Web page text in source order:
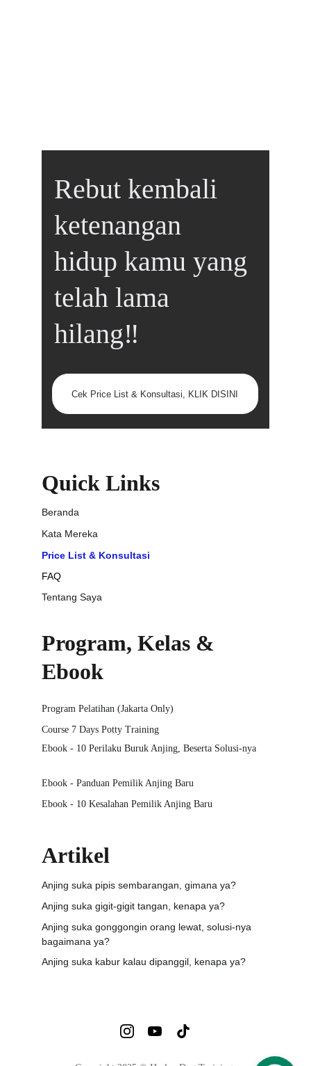
Quick Links
Artikel
Program, Kelas &
Ebook
Beranda
Kata Mereka
Price List & Konsultasi
Tentang Saya
Course 7 Days Potty Training
Ebook - 10 Kesalahan Pemilik Anjing Baru
Ebook - 10 Perilaku Buruk Anjing, Beserta Solusi-nya
Ebook - Panduan Pemilik Anjing Baru
Anjing suka pipis sembarangan, gimana ya?
Anjing suka gigit-gigit tangan, kenapa ya?
Anjing suka kabur kalau dipanggil, kenapa ya?
Anjing suka gonggongin orang lewat, solusi-nya
bagaimana ya?
Program Pelatihan (Jakarta Only)
FAQ
Rebut kembali
ketenangan
hidup kamu yang
telah lama
hilang‼️
Cek Price List & Konsultasi, KLIK DISINI